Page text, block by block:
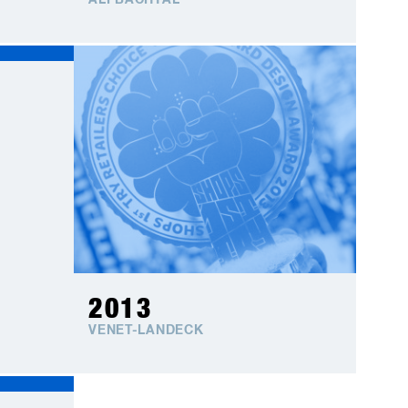
2013
VENET-LANDECK